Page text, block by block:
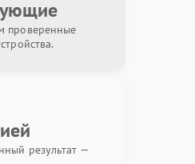
проверенные
результат —